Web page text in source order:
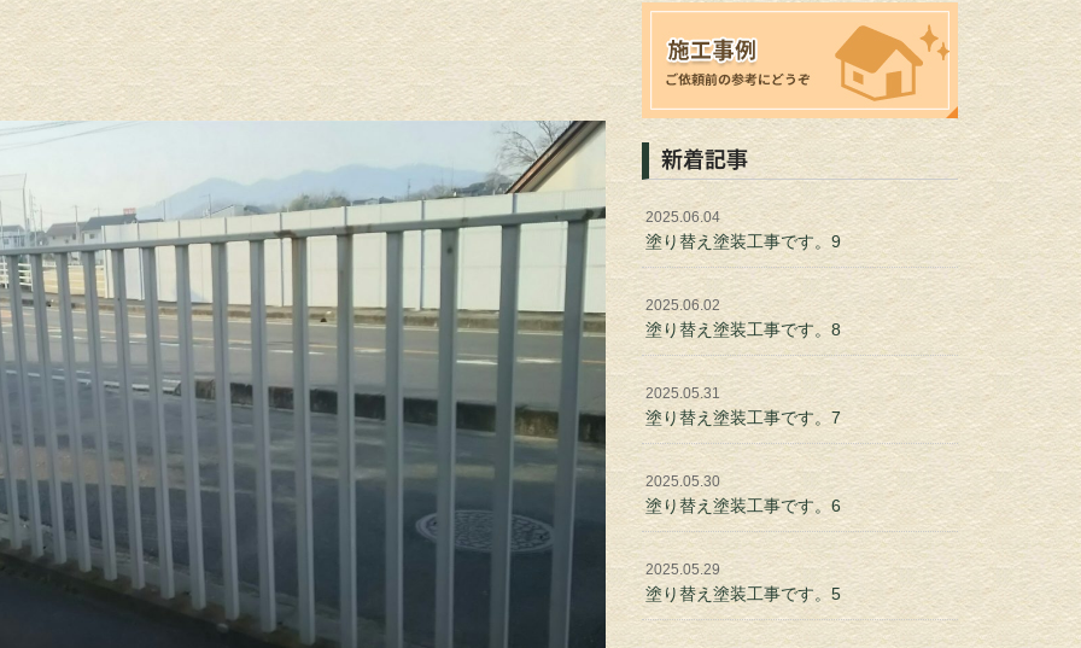
新着記事
2025.06.04
塗り替え塗装工事です。9
2025.06.02
塗り替え塗装工事です。8
2025.05.31
塗り替え塗装工事です。7
2025.05.30
塗り替え塗装工事です。6
2025.05.29
塗り替え塗装工事です。5